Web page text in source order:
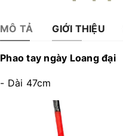
MÔ TẢ GIỚI THIỆU
Phao tay ngày Loang đại
- Dài 47cm